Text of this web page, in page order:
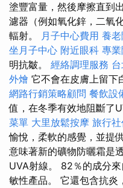
塗豐富量，然後摩擦直到
濾器（例如氧化鋅，二氧
輻射。 月子中心費用 養
坐月子中心 附近眼科 專
明抗皺。 經絡調理服務
外燴 它不會在皮膚上留下
網路行銷策略顧問 餐飲設
值，在冬季有效地阻斷了
菜單 大里放鬆按摩 旅行
愉悅，柔軟的感覺，並提
意味著新的礦物防曬霜是
UVA射線。 82％的成分
敏性產品。 它還包含抗炎